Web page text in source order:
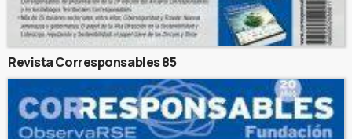
Revista Corresponsables 85